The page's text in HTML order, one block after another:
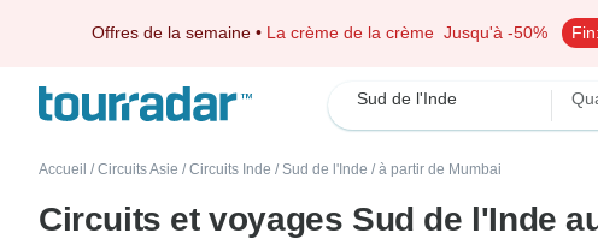
Offres de la semaine • La crème de la crème Jusqu'à -50% Fin:
Sud de l'Inde
Accueil / Circuits Asie / Circuits Inde / Sud de l'Inde / à partir de Mumbai
Circuits et voyages Sud de l'Inde